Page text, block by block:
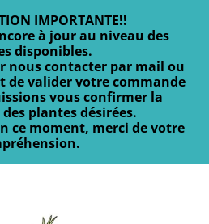
IMPORTANTE!!
à jour au niveau des
disponibles.
nous contacter par mail ou
de valider votre commande
vous confirmer la
plantes désirées.
ce moment, merci de votre